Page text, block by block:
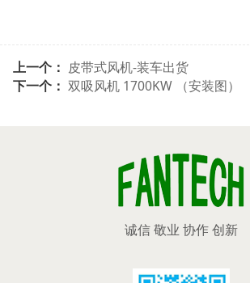
上一个： 皮带式风机-装车出货
下一个： 双吸风机 1700KW （安装图）
诚信 敬业 协作 创新